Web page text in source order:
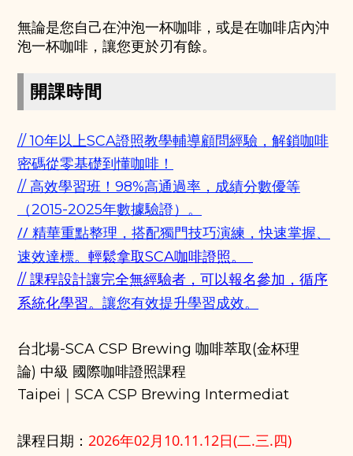
無論是您自己在沖泡一杯咖啡，或是在咖啡店內沖
泡一杯咖啡，讓您更於刃有餘。
開課時間
// 10年以上SCA證照教學輔導顧問經驗，解鎖咖啡
密碼從零基礎到懂咖啡！
// 高效學習班！98%高通過率，成績分數優等
（2015-2025年數據驗證）。
// 精華重點整理，搭配獨門技巧演練，快速掌握、
速效達標。 輕鬆拿取SCA咖啡證照。
// 課程設計讓完全無經驗者，可以報名參加，循序
系統化學習。 讓您有效提升學習成效。
台北場-SCA CSP Brewing 咖啡萃取(金杯理
論) 中級 國際咖啡證照課程
Taipei｜SCA CSP Brewing Intermediat
課程日期 ： 2026年02月10.11.12日(二.三.四)